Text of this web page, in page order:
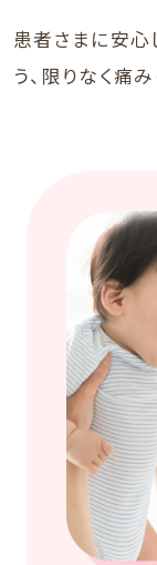
患者さまに安心
う、限りなく痛